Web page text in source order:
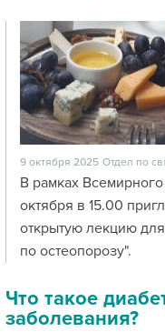
9 октября 2025 Отдел по
В рамках
октября в 15.00
открытую лекцию
по остеопорозу".
Что такое
заболевания?